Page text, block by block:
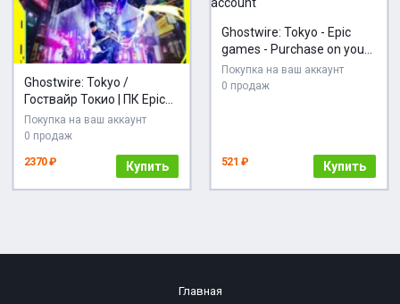
Ghostwire: Tokyo /
Гоствайр Токио | ПК Epic
Games EGS
Покупка на ваш аккаунт
0 продаж
2370 ₽ Купить
Ghostwire: Tokyo - Epic
games - Purchase on your
account
Покупка на ваш аккаунт
0 продаж
521 ₽ Купить
Главная